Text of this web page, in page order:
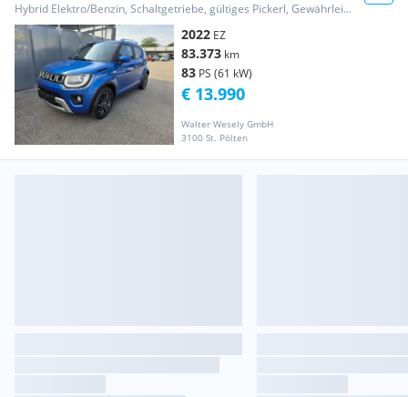
Hybrid Elektro/Benzin, Schaltgetriebe, gültiges Pickerl, Gewährleistung
2022 EZ
83.373 km
83 PS (61 kW)
Walter Wesely GmbH
3100 St. Pölten
€ 13.990